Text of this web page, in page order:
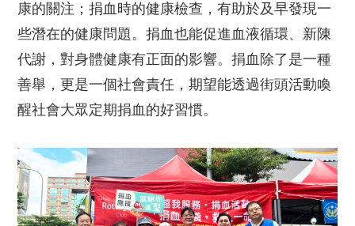
康的關注；捐血時的健康檢查，有助於及早發現一
些潛在的健康問題。捐血也能促進血液循環、新陳
代謝，對身體健康有正面的影響。捐血除了是一種
善舉，更是一個社會責任，期望能透過街頭活動喚
醒社會大眾定期捐血的好習慣。